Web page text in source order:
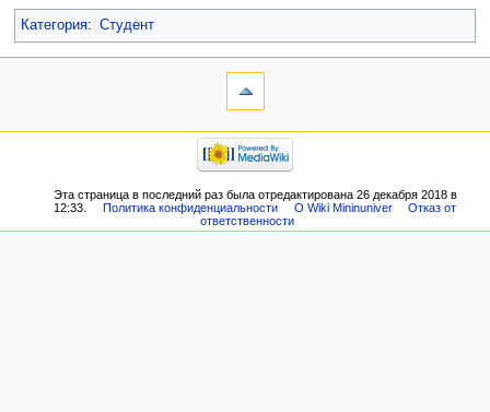
Категория: Студент
Эта страница в последний раз была отредактирована 26 декабря 2018 в
12:33.
Политика конфиденциальности О Wiki Mininuniver
Отказ от
ответственности